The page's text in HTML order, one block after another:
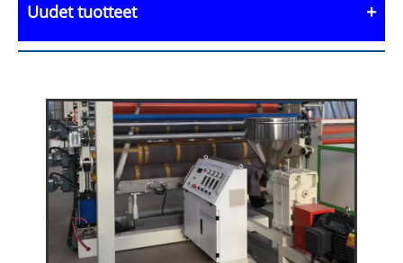
Uudet tuotteet